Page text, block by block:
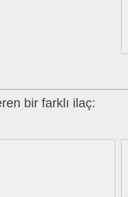
bir farklı ilaç: